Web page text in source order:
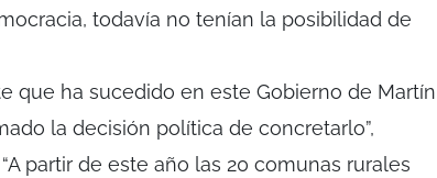
todavía no tenían la posibilidad de
que ha sucedido en este Gobierno de Martín
la decisión política de concretarlo”,
partir de este año las 20 comunas rurales